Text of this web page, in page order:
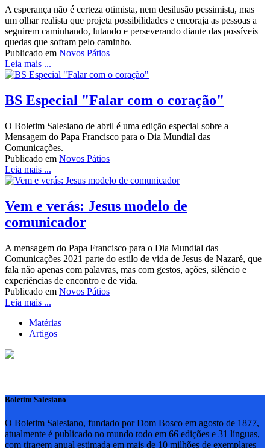
A esperança não é certeza otimista, nem desilusão pessimista, mas
um olhar realista que projeta possibilidades e encoraja as pessoas a
seguirem caminhando, lutando e perseverando diante das possíveis
quedas que sofram pelo caminho.
Publicado em Novos Pátios
Leia mais ...
BS Especial "Falar com o coração"
O Boletim Salesiano de abril é uma edição especial sobre a
Mensagem do Papa Francisco para o Dia Mundial das
Comunicações.
Publicado em Novos Pátios
Leia mais ...
Vem e verás: Jesus modelo de
comunicador
A mensagem do Papa Francisco para o Dia Mundial das
Comunicações 2021 parte do estilo de vida de Jesus de Nazaré, que
fala não apenas com palavras, mas com gestos, ações, silêncio e
experiências de encontro e de vida.
Publicado em Novos Pátios
Leia mais ...
Matérias
Artigos
Boletim Salesiano
O Boletim Salesiano, fundado por Dom Bosco em agosto de 1877,
atualmente é publicado no mundo todo em 66 edições e 31 línguas,
com tiragem anual estimada em mais de 10 milhões de exemplares